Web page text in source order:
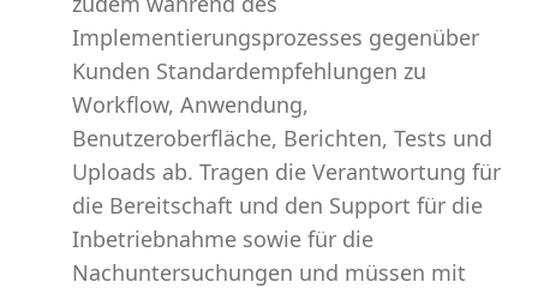
Implementierungsprozesses gegenüber
Kunden Standardempfehlungen zu
Workflow, Anwendung,
Benutzeroberfläche, Berichten, Tests und
Uploads ab. Tragen die Verantwortung für
die Bereitschaft und den Support für die
Inbetriebnahme sowie für die
Nachuntersuchungen und müssen mit